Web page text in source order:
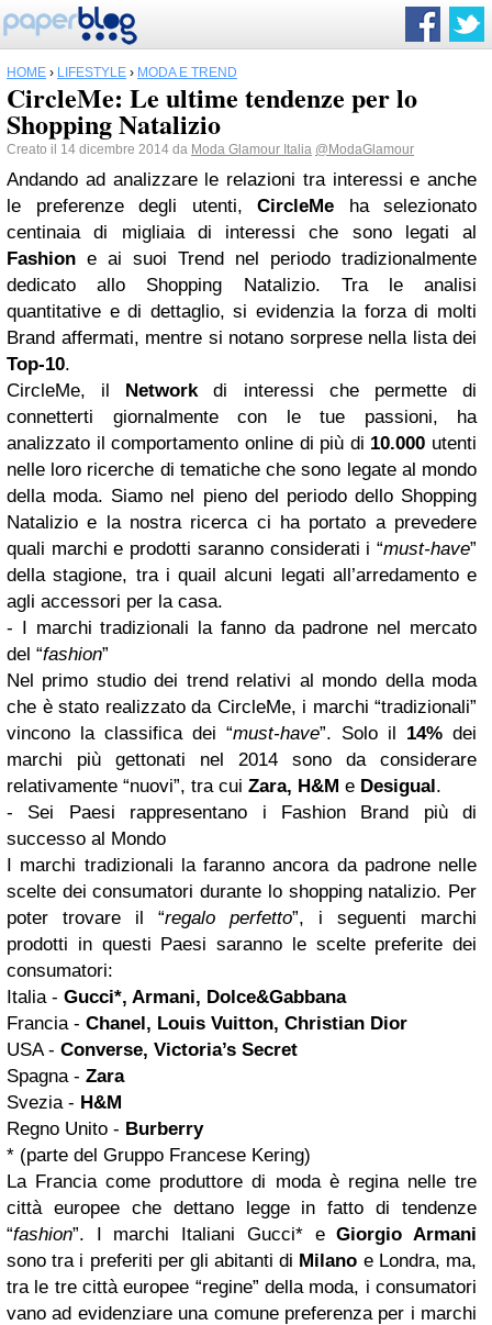
HOME › LIFESTYLE › MODA E TREND
CircleMe: Le ultime tendenze per lo
Shopping Natalizio
Creato il 14 dicembre 2014 da Moda Glamour Italia @ModaGlamour
Andando ad analizzare le relazioni tra interessi e anche
le preferenze degli utenti, CircleMe ha selezionato
centinaia di migliaia di interessi che sono legati al
Fashion e ai suoi Trend nel periodo tradizionalmente
dedicato allo Shopping Natalizio. Tra le analisi
quantitative e di dettaglio, si evidenzia la forza di molti
Brand affermati, mentre si notano sorprese nella lista dei
Top-10.
CircleMe, il Networkdi interessi che permette di
connetterti giornalmente con le tue passioni, ha
analizzato il comportamento online di più di 10.000 utenti
nelle loro ricerche di tematiche che sono legate al mondo
della moda. Siamo nel pieno del periodo dello Shopping
Natalizio e la nostra ricerca ci ha portato a prevedere
quali marchi e prodotti saranno considerati i “must-have”
della stagione, tra i quail alcuni legati all’arredamento e
agli accessori per la casa.
- I marchi tradizionali la fanno da padrone nel mercato
del “fashion”
Nel primo studio dei trend relativi al mondo della moda
che è stato realizzato da CircleMe, i marchi “tradizionali”
vincono la classifica dei “must-have”. Solo il 14% dei
marchi più gettonati nel 2014 sono da considerare
relativamente “nuovi”, tra cui Zara, H&M e Desigual.
- Sei Paesi rappresentano i Fashion Brand più di
successo al Mondo
I marchi tradizionali la faranno ancora da padrone nelle
scelte dei consumatori durante lo shopping natalizio. Per
poter trovare il “regalo perfetto”, i seguenti marchi
prodotti in questi Paesi saranno le scelte preferite dei
consumatori:
Italia - Gucci*, Armani, Dolce&Gabbana
Francia - Chanel, Louis Vuitton, Christian Dior
USA - Converse, Victoria’s Secret
Spagna - Zara
Svezia - H&M
Regno Unito - Burberry
* (parte del Gruppo Francese Kering)
La Francia come produttore di moda è regina nelle tre
città europee che dettano legge in fatto di tendenze
“fashion”. I marchi Italiani Gucci* eGiorgio Armani
sono tra i preferiti per gli abitanti di Milano e Londra, ma,
tra le tre città europee “regine” della moda, i consumatori
vano ad evidenziare una comune preferenza per i marchi